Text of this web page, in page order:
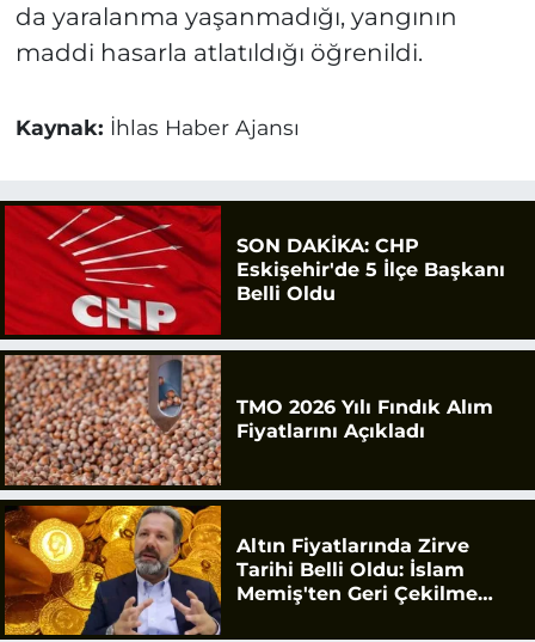
da yaralanma yaşanmadığı, yangının
maddi hasarla atlatıldığı öğrenildi.
Kaynak: İhlas Haber Ajansı
SON DAKİKA: CHP
Eskişehir'de 5 İlçe Başkanı
Belli Oldu
TMO 2026 Yılı Fındık Alım
Fiyatlarını Açıkladı
Altın Fiyatlarında Zirve
Tarihi Belli Oldu: İslam
Memiş'ten Geri Çekilme